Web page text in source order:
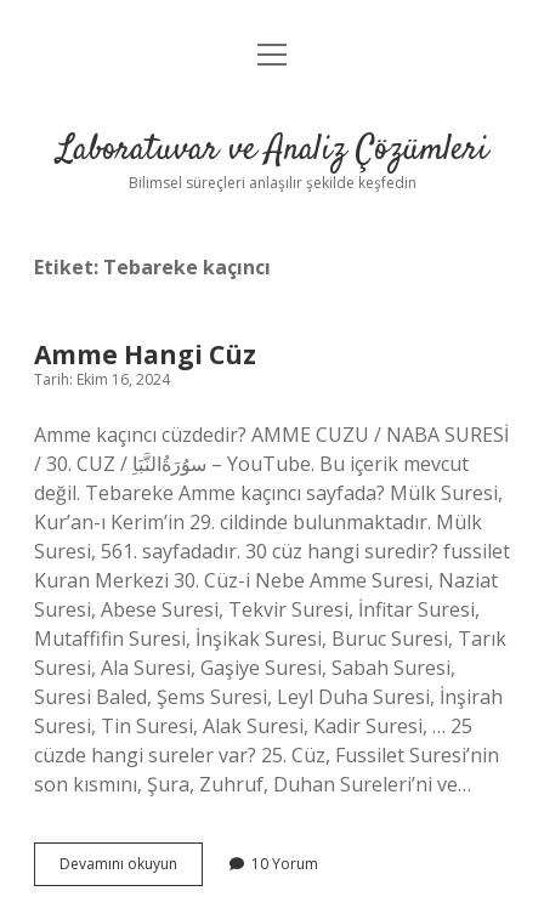
Anasayfa
Yasal Uyarı
menüyü
Laboratuvar ve Analiz Çözümleri
Bilimsel süreçleri anlaşılır şekilde keşfedin
Etiket: Tebareke kaçıncı
Amme Hangi Cüz
Tarih: Ekim 16, 2024
Amme kaçıncı cüzdedir? AMME CUZU / NABA SURESİ
/ 30. CUZ / سوُرَةُالنَّبَاِ – YouTube. Bu içerik mevcut
değil. Tebareke Amme kaçıncı sayfada? Mülk Suresi,
Kur’an-ı Kerim’in 29. cildinde bulunmaktadır. Mülk
Suresi, 561. sayfadadır. 30 cüz hangi suredir? fussilet
Kuran Merkezi 30. Cüz-i Nebe Amme Suresi, Naziat
Suresi, Abese Suresi, Tekvir Suresi, İnfitar Suresi,
Mutaffifin Suresi, İnşikak Suresi, Buruc Suresi, Tarık
Suresi, Ala Suresi, Gaşiye Suresi, Sabah Suresi,
Suresi Baled, Şems Suresi, Leyl Duha Suresi, İnşirah
Suresi, Tin Suresi, Alak Suresi, Kadir Suresi, … 25
cüzde hangi sureler var? 25. Cüz, Fussilet Suresi’nin
son kısmını, Şura, Zuhruf, Duhan Sureleri’ni ve…
Devamını okuyun
Hangi
10 Yorum